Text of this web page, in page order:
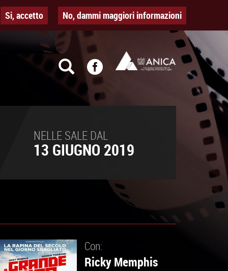
Si, accetto No, dammi maggiori informazioni
NELLE SALE DAL
13 GIUGNO 2019
Con:
Ricky Memphis